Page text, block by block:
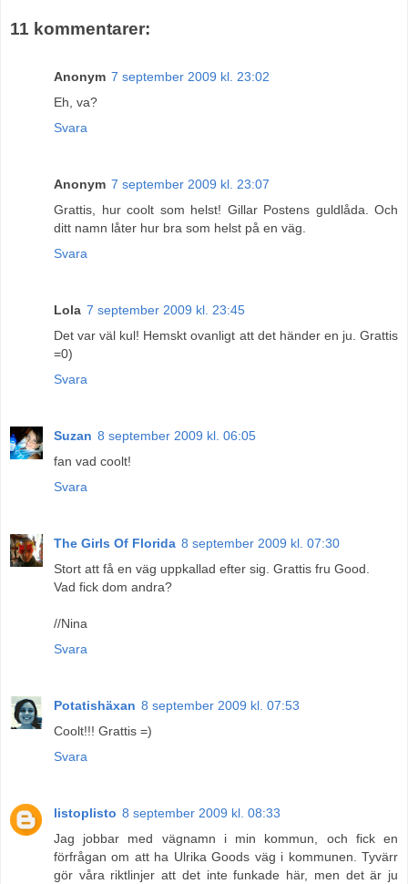
11 kommentarer:
Anonym 7 september 2009 kl. 23:02
Eh, va?
Svara
Anonym 7 september 2009 kl. 23:07
Grattis, hur coolt som helst! Gillar Postens guldlåda. Och
ditt namn låter hur bra som helst på en väg.
Svara
Lola 7 september 2009 kl. 23:45
Det var väl kul! Hemskt ovanligt att det händer en ju. Grattis
=0)
Svara
Suzan 8 september 2009 kl. 06:05
fan vad coolt!
Svara
The Girls Of Florida 8 september 2009 kl. 07:30
Stort att få en väg uppkallad efter sig. Grattis fru Good.
Vad fick dom andra?
//Nina
Svara
Potatishäxan 8 september 2009 kl. 07:53
Coolt!!! Grattis =)
Svara
listoplisto 8 september 2009 kl. 08:33
Jag jobbar med vägnamn i min kommun, och fick en
förfrågan om att ha Ulrika Goods väg i kommunen. Tyvärr
gör våra riktlinjer att det inte funkade här, men det är ju